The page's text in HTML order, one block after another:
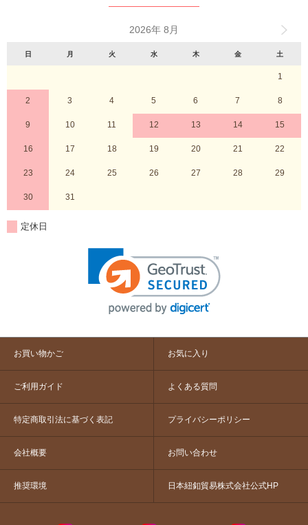
2026年 8月
日 月 火 水 木 金 土
1
2 3 4 5 6 7 8
9 10 11 12 13 14 15
16 17 18 19 20 21 22
23 24 25 26 27 28 29
30 31
定休日
お買い物かご お気に入り
ご利用ガイド よくある質問
特定商取引法に基づく表記 プライバシーポリシー
会社概要 お問い合わせ
推奨環境 日本紐釦貿易株式会社公式HP